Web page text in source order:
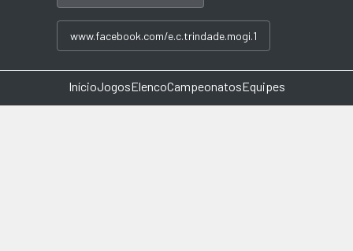
www.facebook.com/e.c.trindade.mogi.1
InícioJogosElencoCampeonatosEquipes